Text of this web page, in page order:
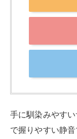
手に馴染みやす
で握りやすい静